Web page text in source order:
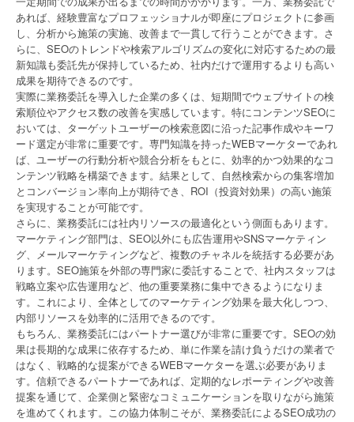
あれば、経験豊富なプロフェッショナルが即座にプロジェクトに参画
し、分析から施策の実施、改善まで一貫して行うことができます。さ
らに、SEOのトレンドや検索アルゴリズムの変化に対応するための最
新知識も委託先が保持しているため、社内だけで運用するよりも高い
成果を期待できるのです。
実際に業務委託を導入した企業の多くは、短期間でウェブサイトの検
索順位やアクセス数の改善を実感しています。特にコンテンツSEOに
おいては、ターゲットユーザーの検索意図に沿った記事作成やキーワ
ード選定が非常に重要です。専門知識を持ったWEBマーケターであれ
ば、ユーザーの行動分析や競合分析をもとに、効率的かつ効果的なコ
ンテンツ戦略を構築できます。結果として、自然検索からの集客増加
とコンバージョン率向上が期待でき、ROI（投資対効果）の高い施策
を実現することが可能です。
さらに、業務委託には社内リソースの最適化という側面もあります。
マーケティング部門は、SEO以外にも広告運用やSNSマーケティン
グ、メールマーケティングなど、複数のチャネルを統括する必要があ
ります。SEO施策を外部の専門家に委託することで、社内スタッフは
戦略立案や広告運用など、他の重要業務に集中できるようになりま
す。これにより、全体としてのマーケティング効果を最大化しつつ、
内部リソースを効率的に活用できるのです。
もちろん、業務委託にはパートナー選びが非常に重要です。SEOの効
果は長期的な成果に依存するため、単に作業を請け負うだけの業者で
はなく、戦略的な提案ができるWEBマーケターを選ぶ必要がありま
す。信頼できるパートナーであれば、定期的なレポーティングや改善
提案を通じて、企業側と緊密なコミュニケーションを取りながら施策
を進めてくれます。この協力体制こそが、業務委託によるSEO成功の